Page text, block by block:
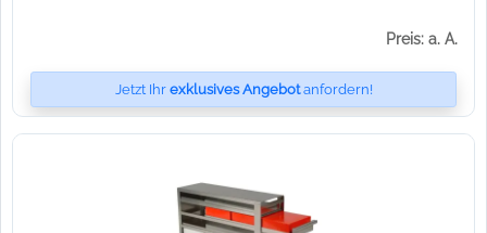
Preis: a. A.
Jetzt Ihr exklusives Angebotanfordern!